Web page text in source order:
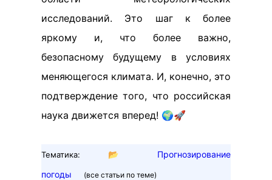
исследований. Это шаг к более
яркому и, что более важно,
безопасному будущему в условиях
меняющегося климата. И, конечно, это
подтверждение того, что российская
наука движется вперед! 🌍🚀
Тематика: 📂
Прогнозирование
погоды
(все статьи по теме)